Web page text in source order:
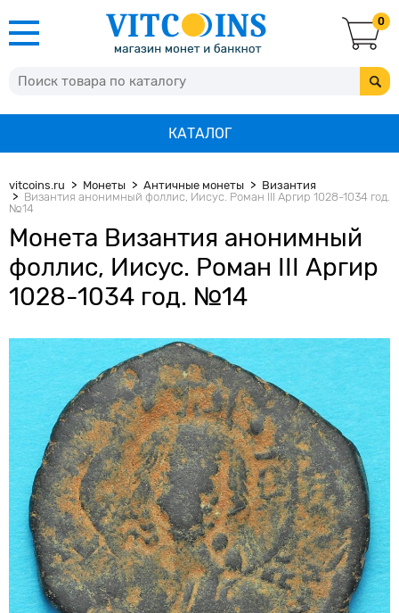
0
КАТАЛОГ
vitcoins.ru Монеты Античные монеты
Византия
Византия анонимный фоллис, Иисус. Роман III Аргир 1028-1034 год.
№14
Монета Византия анонимный
фоллис, Иисус. Роман III Аргир
1028-1034 год. №14